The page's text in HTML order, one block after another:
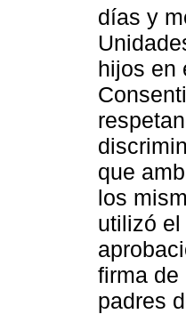
días y
hijos en
que
los
utilizó el
firma de
padres